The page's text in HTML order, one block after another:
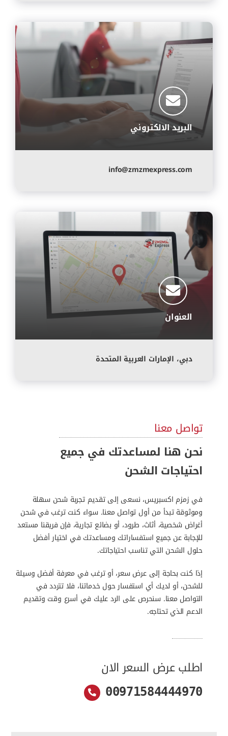
البريد الالكتروني
info@zmzmexpress.com
العنوان
دبي، الإمارات العربية المتحدة
تواصل معنا
نحن هنا لمساعدتك في جميع
احتياجات الشحن
في زمزم اكسبريس، نسعى إلى تقديم تجربة شحن سهلة
وموثوقة تبدأ من أول تواصل معنا. سواء كنت ترغب في شحن
أغراض شخصية، أثاث، طرود، أو بضائع تجارية، فإن فريقنا مستعد
للإجابة عن جميع استفساراتك ومساعدتك في اختيار أفضل
حلول الشحن التي تناسب احتياجاتك.
إذا كنت بحاجة إلى عرض سعر، أو ترغب في معرفة أفضل وسيلة
للشحن، أو لديك أي استفسار حول خدماتنا، فلا تتردد في
التواصل معنا. سنحرص على الرد عليك في أسرع وقت وتقديم
الدعم الذي تحتاجه.
اطلب عرض السعر الان
00971584444970